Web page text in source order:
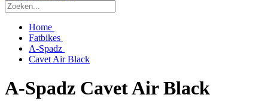
Home
Fatbikes
A-Spadz
Cavet Air Black
A-Spadz Cavet Air Black